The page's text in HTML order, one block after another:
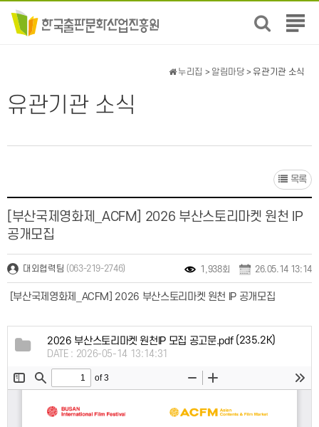
전
뉴
유관기관 소식
누리집 > 알림마당 > 유관기관 소식
목록
[부산국제영화제_ACFM] 2026 부산스토리마켓 원천 IP
공개모집
대외협력팀 (063-219-2746) 1,938회 26.05.14 13:14
[부산국제영화제_ACFM] 2026 부산스토리마켓 원천 IP 공개모집
2026 부산스토리마켓 원천IP 모집 공고문.pdf(235.2K)
DATE : 2026-05-14 13:14:31